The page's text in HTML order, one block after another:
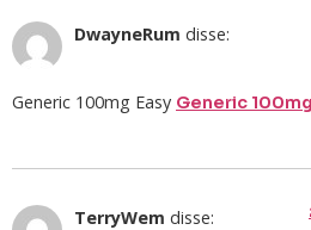
DwayneRum disse:
Generic 100mg Easy Generic
TerryWem disse: